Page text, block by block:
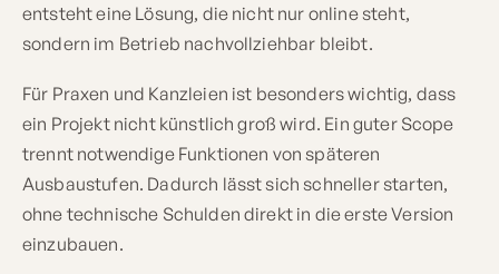
entsteht eine Lösung, die nicht nur online steht,
sondern im Betrieb nachvollziehbar bleibt.
Für Praxen und Kanzleien ist besonders wichtig, dass
ein Projekt nicht künstlich groß wird. Ein guter Scope
trennt notwendige Funktionen von späteren
Ausbaustufen. Dadurch lässt sich schneller starten,
ohne technische Schulden direkt in die erste Version
einzubauen.